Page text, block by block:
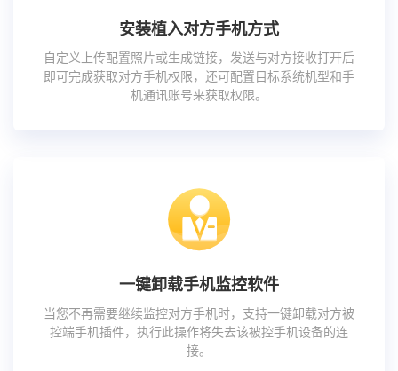
安装植入对方手机方式
自定义上传配置照片或生成链接，发送与对方接收打开后
即可完成获取对方手机权限，还可配置目标系统机型和手
机通讯账号来获取权限。
一键卸载手机监控软件
当您不再需要继续监控对方手机时，支持一键卸载对方被
控端手机插件，执行此操作将失去该被控手机设备的连
接。